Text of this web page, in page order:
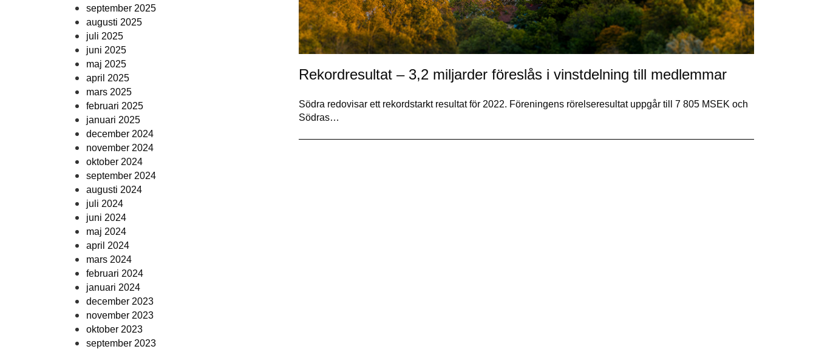
september 2025
augusti 2025
juli 2025
juni 2025
maj 2025
april 2025
mars 2025
februari 2025
januari 2025
december 2024
november 2024
oktober 2024
september 2024
augusti 2024
juli 2024
juni 2024
maj 2024
april 2024
mars 2024
februari 2024
januari 2024
december 2023
november 2023
oktober 2023
september 2023
Rekordresultat – 3,2 miljarder föreslås i vinstdelning till medlemmar
Södra redovisar ett rekordstarkt resultat för 2022. Föreningens rörelseresultat uppgår till 7 805 MSEK och
Södras…